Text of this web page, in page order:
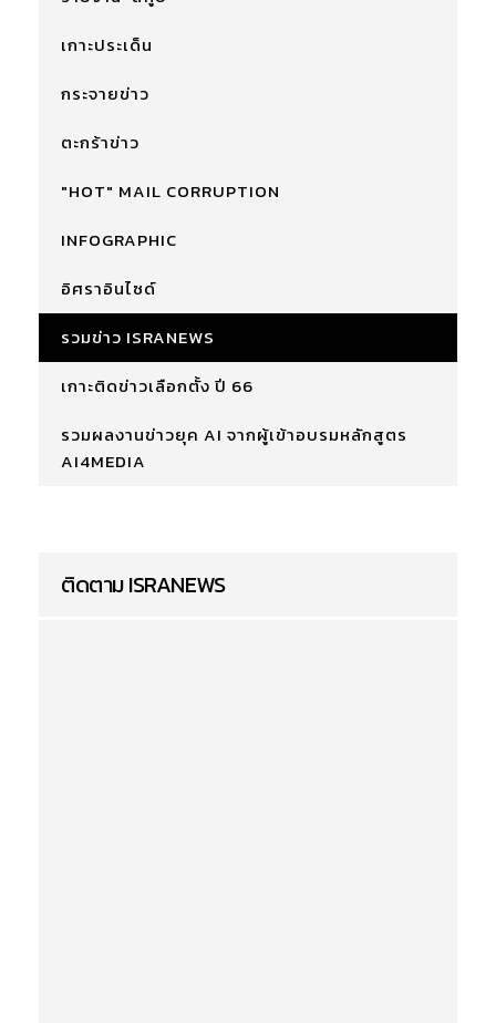
เกาะประเด็น
กระจายข่าว
ตะกร้าข่าว
"HOT" MAIL CORRUPTION
INFOGRAPHIC
อิศราอินไซด์
รวมข่าว ISRANEWS
เกาะติดข่าวเลือกตั้ง ปี 66
รวมผลงานข่าวยุค AI จากผู้เข้าอบรมหลักสูตร
AI4MEDIA
ติดตาม ISRANEWS